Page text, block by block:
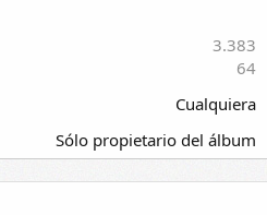
l
l
a
s
)
3.383
64
Cualquiera
Sólo propietario del álbum